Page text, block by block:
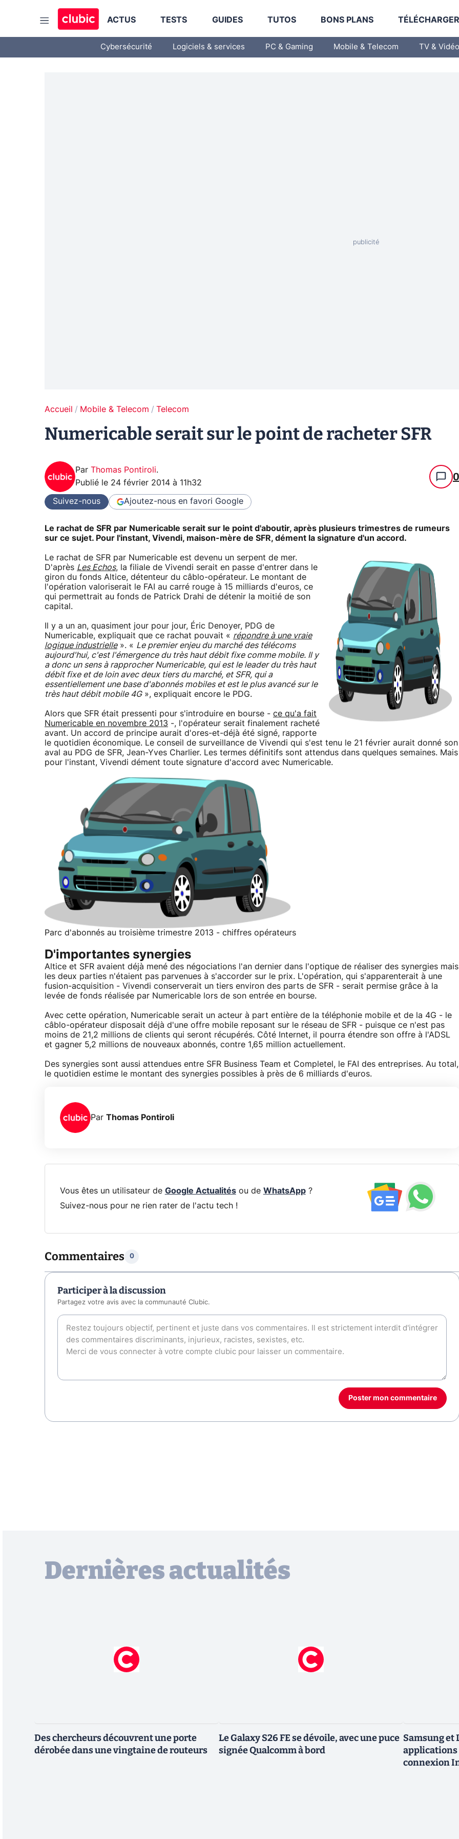
ACTUS TESTS GUIDES TUTOS BONS PLANS
Cybersécurité Logiciels & services PC & Gaming Mobile & Telecom TV & Vidéo
Accueil Mobile & Telecom Telecom
Numericable serait sur le point de racheter SFR
Par Thomas Pontiroli.
Publié le 24 février 2014 à 11h32 0
Suivez-nous Ajoutez-nous en favori Google
Le rachat de SFR par Numericable serait sur le point d'aboutir, après plusieurs trimestres de rumeurs
sur ce sujet. Pour l'instant, Vivendi, maison-mère de SFR, dément la signature d'un accord.
Le rachat de SFR par Numericable est devenu un serpent de mer.
D'après Les Echos, la filiale de Vivendi serait en passe d'entrer dans le
giron du fonds Altice, détenteur du câblo-opérateur. Le montant de
l'opération valoriserait le FAI au carré rouge à 15 milliards d'euros, ce
qui permettrait au fonds de Patrick Drahi de détenir la moitié de son
capital.
Il y a un an, quasiment jour pour jour, Éric Denoyer, PDG de
Numericable, expliquait que ce rachat pouvait « répondre à une vraie
logique industrielle». « Le premier enjeu du marché des télécoms
aujourd'hui, c'est l'émergence du très haut débit fixe comme mobile. Il y
a donc un sens à rapprocher Numericable, qui est le leader du très haut
débit fixe et de loin avec deux tiers du marché, et SFR, qui a
essentiellement une base d'abonnés mobiles et est le plus avancé sur le
très haut débit mobile 4G», expliquait encore le PDG.
Alors que SFR était pressenti pour s'introduire en bourse - ce qu'a fait
Numericable en novembre 2013 -, l'opérateur serait finalement racheté
avant. Un accord de principe aurait d'ores-et-déjà été signé, rapporte
le quotidien économique. Le conseil de surveillance de Vivendi qui s'est tenu le 21 février aurait donné son
aval au PDG de SFR, Jean-Yves Charlier. Les termes définitifs sont attendus dans quelques semaines. Mais
pour l'instant, Vivendi dément toute signature d'accord avec Numericable.
Parc d'abonnés au troisième trimestre 2013 - chiffres opérateurs
D'importantes synergies
Altice et SFR avaient déjà mené des négociations l'an dernier dans l'optique de réaliser des synergies mais
les deux parties n'étaient pas parvenues à s'accorder sur le prix. L'opération, qui s'apparenterait à une
fusion-acquisition - Vivendi conserverait un tiers environ des parts de SFR - serait permise grâce à la
levée de fonds réalisée par Numericable lors de son entrée en bourse.
Avec cette opération, Numericable serait un acteur à part entière de la téléphonie mobile et de la 4G - le
câblo-opérateur disposait déjà d'une offre mobile reposant sur le réseau de SFR - puisque ce n'est pas
moins de 21,2 millions de clients qui seront récupérés. Côté Internet, il pourra étendre son offre à l'ADSL
et gagner 5,2 millions de nouveaux abonnés, contre 1,65 million actuellement.
Des synergies sont aussi attendues entre SFR Business Team et Completel, le FAI des entreprises. Au total,
le quotidien estime le montant des synergies possibles à près de 6 milliards d'euros.
Par Thomas Pontiroli
Vous êtes un utilisateur de Google Actualitésou de WhatsApp?
Suivez-nous pour ne rien rater de l'actu tech !
Commentaires 0
Participer à la discussion
Partagez votre avis avec la communauté Clubic.
Poster mon commentaire
Dernières actualités
Des chercheurs découvrent une porte
dérobée dans une vingtaine de routeurs
Le Galaxy S26 FE se dévoile, avec une puce
signée Qualcomm à bord
Samsung et
applications
connexion